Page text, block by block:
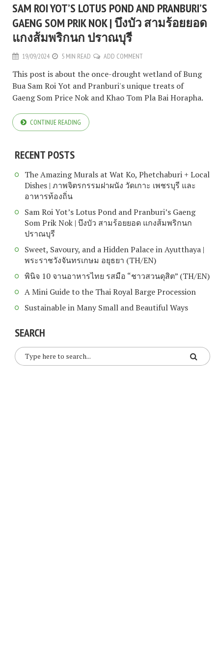
SAM ROI YOT’S LOTUS POND AND PRANBURI’S
GAENG SOM PRIK NOK | บึงบัว สามร้อยยอด
แกงส้มพริกนก ปราณบุรี
19/09/2024 5 MIN READ ADD COMMENT
This post is about the once-drought wetland of Bung
Bua Sam Roi Yot and Pranburi's unique treats of
Gaeng Som Price Nok and Khao Tom Pla Bai Horapha.
CONTINUE READING
RECENT POSTS
The Amazing Murals at Wat Ko, Phetchaburi + Local
Dishes | ภาพจิตรกรรมฝาผนัง วัดเกาะ เพชรบุรี และ
อาหารท้องถิ่น
Sam Roi Yot’s Lotus Pond and Pranburi’s Gaeng
Som Prik Nok | บึงบัว สามร้อยยอด แกงส้มพริกนก
ปราณบุรี
Sweet, Savoury, and a Hidden Palace in Ayutthaya |
พระราชวังจันทรเกษม อยุธยา (TH/EN)
พินิจ 10 จานอาหารไทย รสมือ “ชาวสวนดุสิต” (TH/EN)
A Mini Guide to the Thai Royal Barge Procession
Sustainable in Many Small and Beautiful Ways
SEARCH